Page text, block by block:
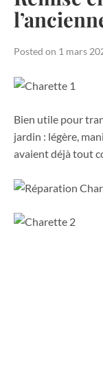
Posted on 1 mars
Bien utile pour
jardin : légère,
avaient déjà tout